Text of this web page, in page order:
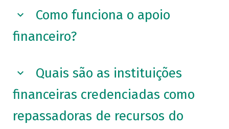
Como funciona o apoio
financeiro?
Quais são as instituições
financeiras credenciadas como
repassadoras de recursos do